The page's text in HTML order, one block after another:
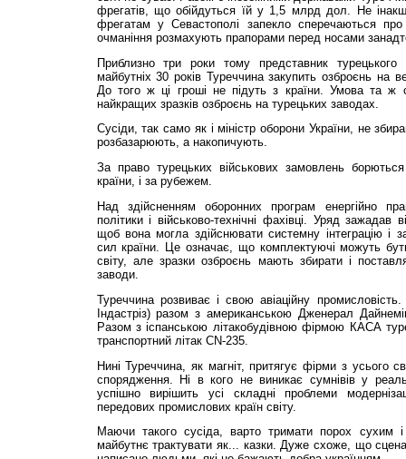
фрегатів, що обійдуться їй у 1,5 млрд дол. Не
фрегатам у Севастополі запекло сперечаються
очманіння розмахують прапорами перед носами
Приблизно три роки тому представник
майбутніх 30 років Туреччина закупить озброєнь
До того ж ці гроші не підуть з країни. Умова та ж
найкращих зразків озброєнь на турецьких заводах.
Сусіди, так само як і міністр оборони України, не
розбазарюють, а накопичують.
За право турецьких військових замовлень
країни, і за рубежем.
Над здійсненням оборонних програм енергійно
політики і військово-технічні фахівці. Уряд зажадав
щоб вона могла здійснювати системну інтеграцію і
сил країни. Це означає, що комплектуючі можуть бути
світу, але зразки озброєнь мають збирати і
заводи.
Туреччина розвиває і свою авіаційну
Індастріз) разом з американською Дженерал
Разом з іспанською літакобудівною фірмою КАСА
транспортний літак CN-235.
Нині Туреччина, як магніт, притягує фірми з усьо­го
спорядження. Ні в кого не виникає сумнівів у
успішно вирішить усі складні проблеми
передових промислових країн світу.
Маючи такого сусіда, варто тримати порох сухим
майбутнє трактувати як... казки. Дуже схоже, що